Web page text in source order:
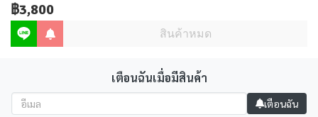
฿3,800
สินค้าหมด
เตือนฉันเมื่อมีสินค้า
เตือนฉัน
รับข่าวสาร
Copyright 2012 - 2023 | All Rights Reserved | Powered by MWE